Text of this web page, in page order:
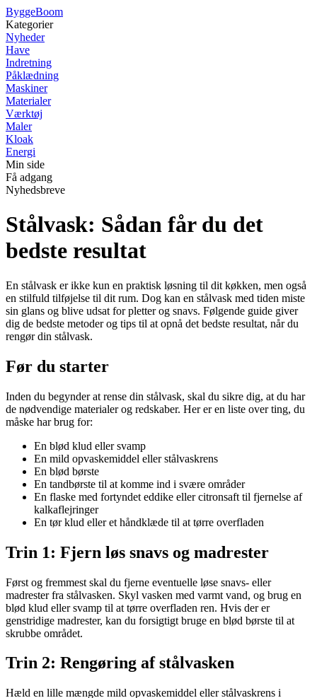
ByggeBoom
Kategorier
Nyheder
Have
Indretning
Påklædning
Maskiner
Materialer
Værktøj
Maler
Kloak
Energi
Min side
Få adgang
Nyhedsbreve
Stålvask: Sådan får du det
bedste resultat
En stålvask er ikke kun en praktisk løsning til dit køkken, men også
en stilfuld tilføjelse til dit rum. Dog kan en stålvask med tiden miste
sin glans og blive udsat for pletter og snavs. Følgende guide giver
dig de bedste metoder og tips til at opnå det bedste resultat, når du
rengør din stålvask.
Før du starter
Inden du begynder at rense din stålvask, skal du sikre dig, at du har
de nødvendige materialer og redskaber. Her er en liste over ting, du
måske har brug for:
En blød klud eller svamp
En mild opvaskemiddel eller stålvaskrens
En blød børste
En tandbørste til at komme ind i svære områder
En flaske med fortyndet eddike eller citronsaft til fjernelse af
kalkaflejringer
En tør klud eller et håndklæde til at tørre overfladen
Trin 1: Fjern løs snavs og madrester
Først og fremmest skal du fjerne eventuelle løse snavs- eller
madrester fra stålvasken. Skyl vasken med varmt vand, og brug en
blød klud eller svamp til at tørre overfladen ren. Hvis der er
genstridige madrester, kan du forsigtigt bruge en blød børste til at
skrubbe området.
Trin 2: Rengøring af stålvasken
Hæld en lille mængde mild opvaskemiddel eller stålvaskrens i